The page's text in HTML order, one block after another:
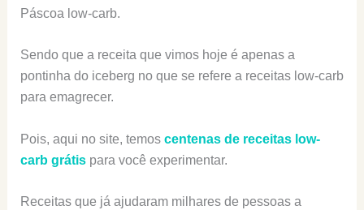
Páscoa low-carb.
Sendo que a receita que vimos hoje é apenas a
pontinha do iceberg no que se refere a receitas low-carb
para emagrecer.
Pois, aqui no site, temos centenas de receitas low-
carb grátispara você experimentar.
Receitas que já ajudaram milhares de pessoas a